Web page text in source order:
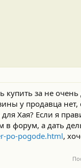
купить за не
у продавца
Хая? Если я
в форум, а дать
po-pogode.html,